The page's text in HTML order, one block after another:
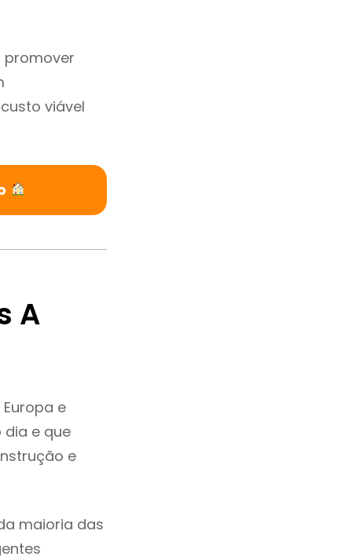
promover
viável
A
e
e que
e
maioria das